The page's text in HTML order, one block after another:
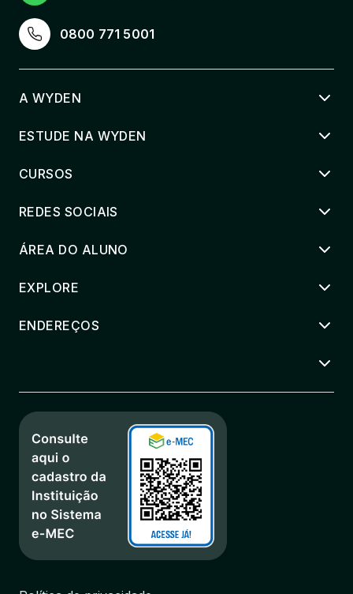
0800 771 5001
A WYDEN
ESTUDE NA WYDEN
CURSOS
REDES SOCIAIS
ÁREA DO ALUNO
EXPLORE
ENDEREÇOS